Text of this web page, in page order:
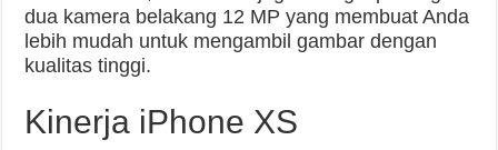
dua kamera belakang 12 MP yang membuat Anda
lebih mudah untuk mengambil gambar dengan
kualitas tinggi.
Kinerja iPhone XS